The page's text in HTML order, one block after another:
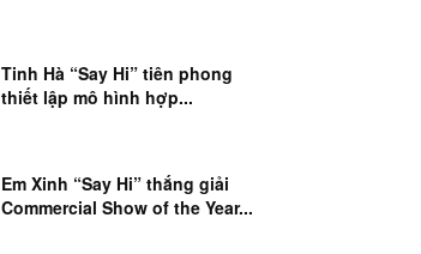
Tinh Hà “Say Hi” tiên phong
thiết lập mô hình hợp...
Em Xinh “Say Hi” thắng giải
Commercial Show of the Year...